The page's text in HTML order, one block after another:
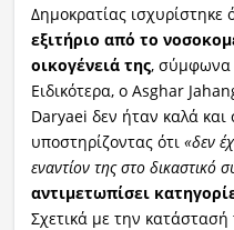
Δημοκρατίας ισχυρίστηκε
εξιτήριο από το
οικογένειά της, σύμφωνα
Ειδικότερα, ο Asghar
Daryaei δεν ήταν καλά και
υποστηρίζοντας ότι«δεν
εναντίον της στο δικαστικό
αντιμετωπίσει
Σχετικά με την